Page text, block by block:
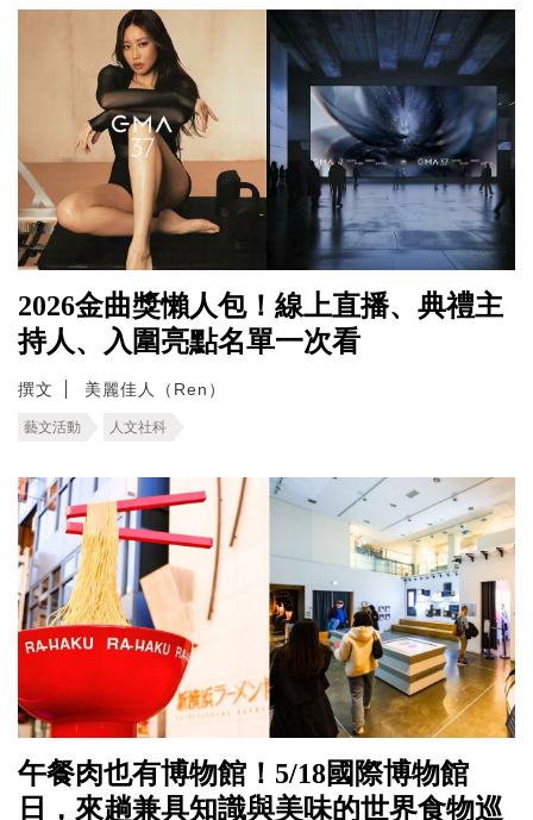
2026金曲獎懶人包！線上直播、典禮主
持人、入圍亮點名單一次看
撰文 美麗佳人（Ren）
藝文活動 人文社科
午餐肉也有博物館！5/18國際博物館
日，來趟兼具知識與美味的世界食物巡